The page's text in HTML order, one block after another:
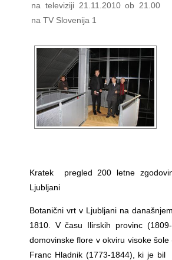
na televiziji 21.11.2010 ob 21.00
na TV Slovenija 1
Kratek pregled 200 letne
Ljubljani
Botanični vrt v Ljubljani na
1810. V času Ilirskih provinc
domovinske flore v okviru visoke šole
Franc Hladnik (1773-1844), ki je